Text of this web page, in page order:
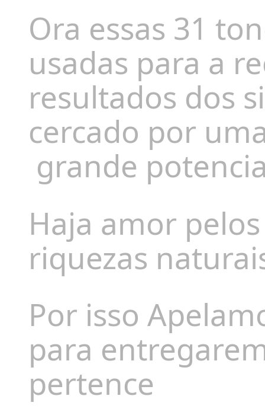
Ora essas 31
usadas para a
resultados dos
cercado por
grande
Haja amor
riquezas
Por isso
para
pertence